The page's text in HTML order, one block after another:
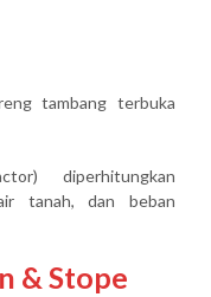
tambang terbuka
diperhitungkan
tanah, dan beban
& Stope